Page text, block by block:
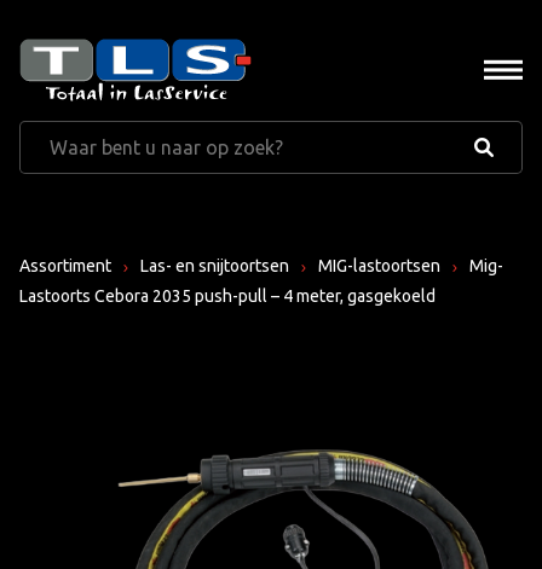
Assortiment Las- en snijtoortsen MIG-lastoortsen
Mig-
Lastoorts Cebora 2035 push-pull – 4 meter, gasgekoeld